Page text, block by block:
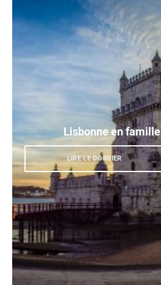
Lisbonne en famille
LIRE LE DOSSIER